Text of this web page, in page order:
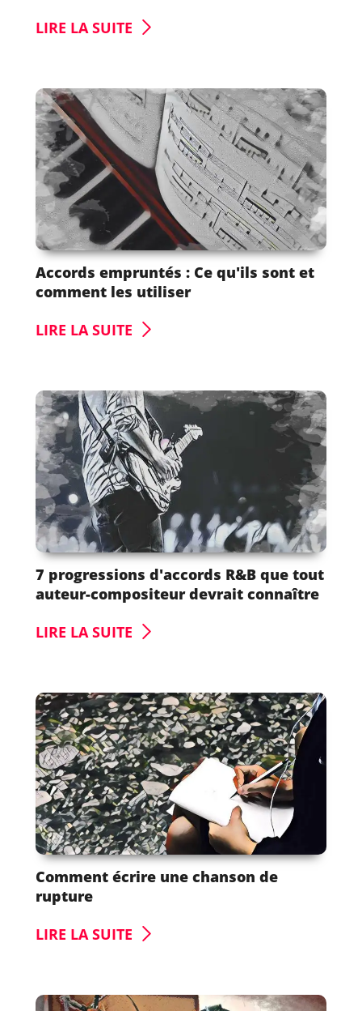
LIRE LA SUITE
Accords empruntés : Ce qu'ils sont et
comment les utiliser
LIRE LA SUITE
7 progressions d'accords R&B que tout
auteur-compositeur devrait connaître
LIRE LA SUITE
Comment écrire une chanson de
rupture
LIRE LA SUITE